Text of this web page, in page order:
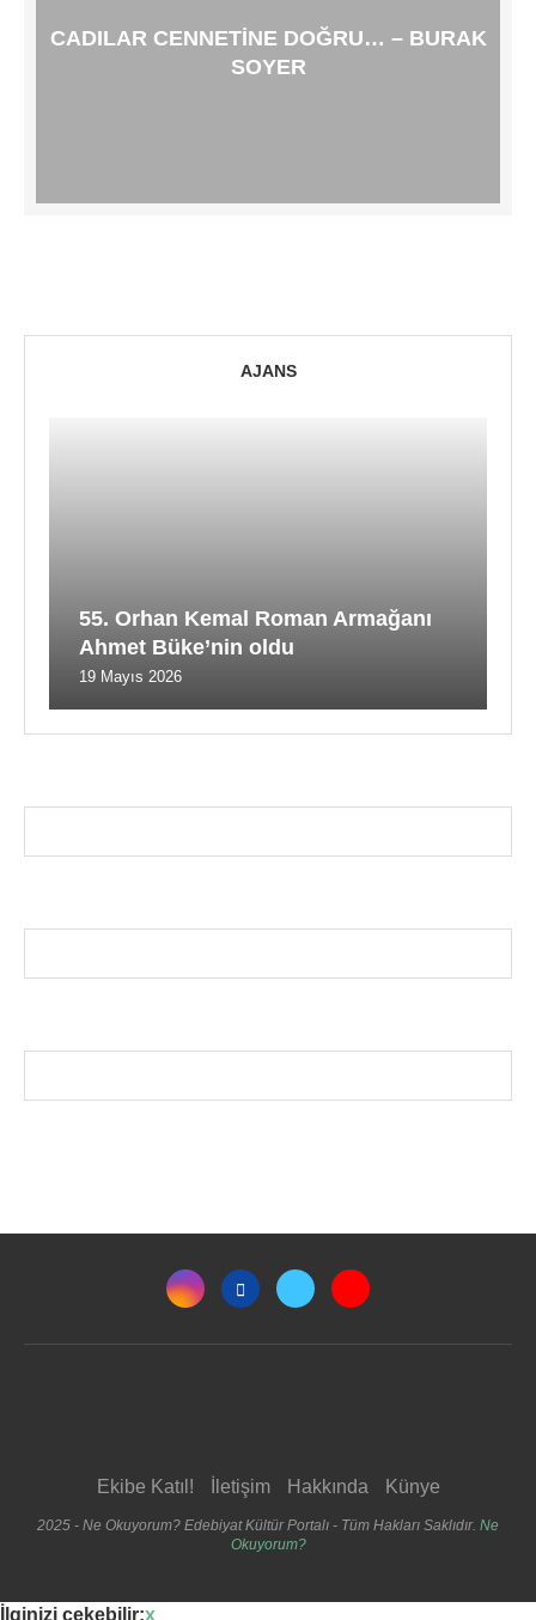
CADILAR CENNETINE DOĞRU… – BURAK
SOYER
AJANS
55. Orhan Kemal Roman Armağanı
Ahmet Büke’nin oldu
19 Mayıs 2026
Ekibe Katıl! İletişim Hakkında Künye
2025 - Ne Okuyorum? Edebiyat Kültür Portalı - Tüm Hakları Saklıdır. Ne
Okuyorum?
İlginizi çekebilir:x